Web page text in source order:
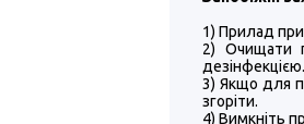
1) Прилад
2) Очищати
дезінфекцією.
3) Якщо для
згоріти.
4) Вимкніть